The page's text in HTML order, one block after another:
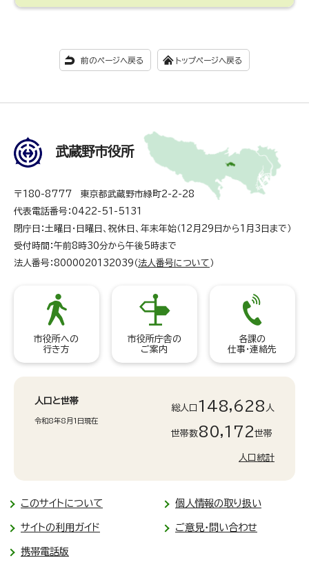
前のページへ戻る トップページへ戻る
武蔵野市役所
〒180-8777 東京都武蔵野市緑町2-2-28
代表電話番号：0422-51-5131
閉庁日：土曜日・日曜日、祝休日、年末年始（12月29日から1月3日まで）
受付時間：午前8時30分から午後5時まで
法人番号：8000020132039（ 法人番号について ）
市役所への
行き方
市役所庁舎の
ご案内
各課の
仕事・連絡先
人口と世帯
令和8年8月1日現在
総人口 148,628 人
世帯数80,172世帯
人口統計
このサイトについて 個人情報の取り扱い
サイトの利用ガイド ご意見・問い合わせ
携帯電話版